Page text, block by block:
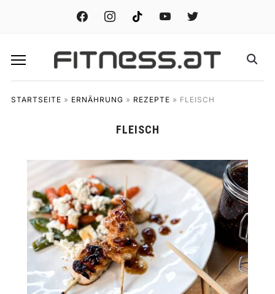
facebook instagramtiktok youtube twitter
STARTSEITE » ERNÄHRUNG » REZEPTE » FLEISCH
FLEISCH